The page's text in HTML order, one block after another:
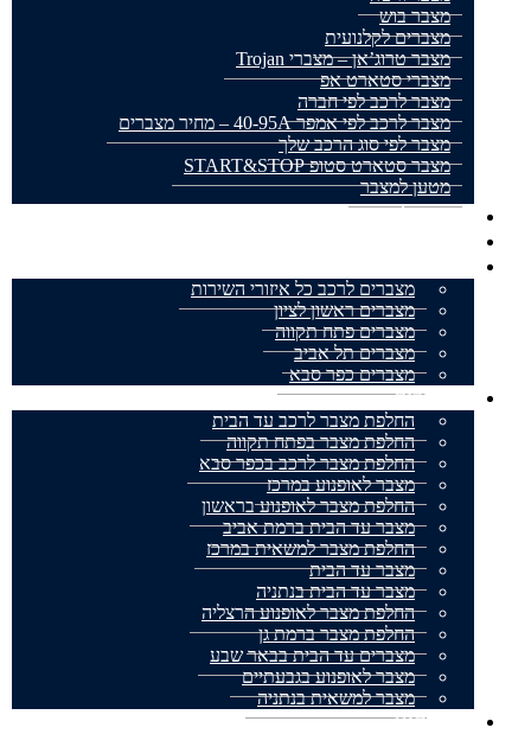
מצבר בוש
מצברים לקלנועית
מצבר טרוג’אן – מצברי Trojan
מצברי סטארט אפ
מצבר לרכב לפי חברה
מצבר לרכב לפי אמפר 40-95A – מחיר מצברים
מצבר לפי סוג הרכב שלך
מצבר סטארט סטופ START&STOP
מטען למצבר
מצברים לרכב כל איזורי השירות
מצברים ראשון לציון
מצברים פתח תקווה
מצברים תל אביב
מצברים כפר סבא
מאמרים
החלפת מצבר לרכב עד הבית
החלפת מצבר בפתח תקווה
החלפת מצבר לרכב בכפר סבא
מצבר לאופנוע במרכז
החלפת מצבר לאופנוע בראשון
מצבר עד הבית ברמת אביב
החלפת מצבר למשאית במרכז
מצבר עד הבית
מצבר עד הבית בנתניה
החלפת מצבר לאופנוע הרצליה
החלפת מצבר ברמת גן
מצברים עד הבית בבאר שבע
מצבר לאופנוע בגבעתיים
מצבר למשאית בנתניה
אודותינו